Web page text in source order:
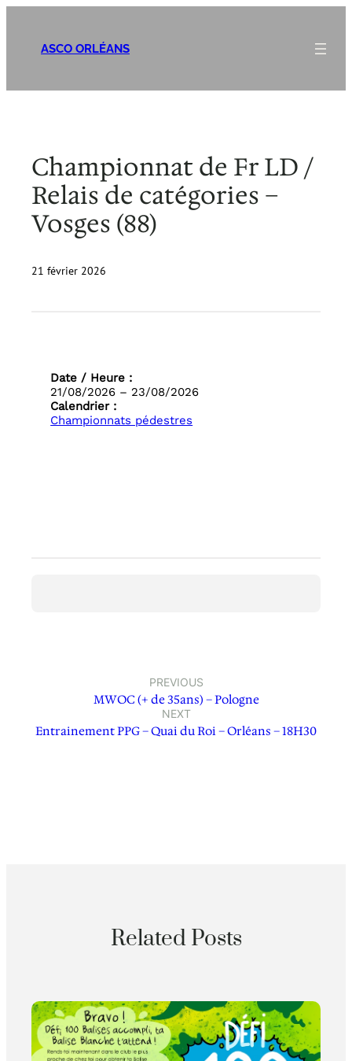
contenuASCO ORLÉANS
Championnat de Fr LD /
Relais de catégories –
Vosges (88)
21 février 2026
Date / Heure :
21/08/2026 – 23/08/2026
Calendrier :
Championnats pédestres
PREVIOUS
MWOC (+ de 35ans) – Pologne
NEXT
Entrainement PPG – Quai du Roi – Orléans – 18H30
Related Posts